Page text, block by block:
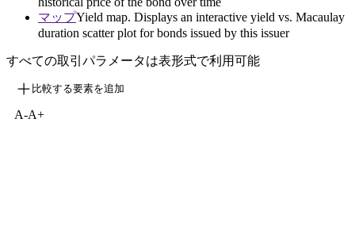
マップYield map. Displays an interactive yield vs. Macaulay
duration scatter plot for bonds issued by this issuer
すべての取引パラメータは表形式で利用可能
比較する要素を追加